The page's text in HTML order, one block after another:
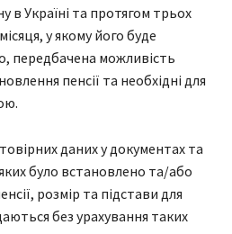
в Україні та протягом трьох
у якому його буде
передбачена можливість
пенсії та необхідні для
даних у документах та
було встановлено та/або
розмір та підстави для
без урахування таких